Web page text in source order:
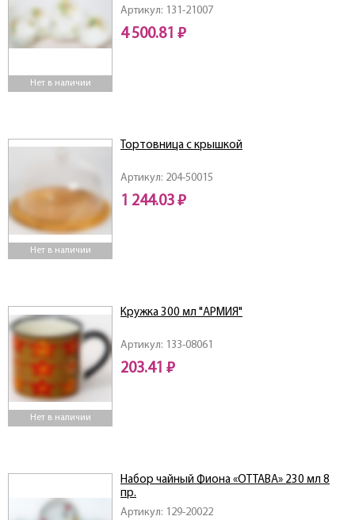
Нет в наличии
Артикул: 131-21007
4 500.81 ₽
Нет в наличии
Артикул: 204-50015
Тортовница с крышкой
1 244.03 ₽
Нет в наличии
Артикул: 133-08061
Кружка 300 мл "АРМИЯ"
203.41 ₽
Артикул: 129-20022
Набор чайный Фиона «ОТТАВА» 230 мл 8
пр.